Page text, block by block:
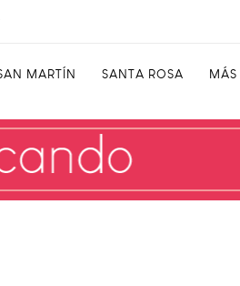
MARTÍN SANTA ROSA MÁS